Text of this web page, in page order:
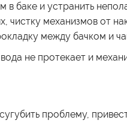
баке и устранить
механизмов от
между бачком и
не протекает и
проблему,